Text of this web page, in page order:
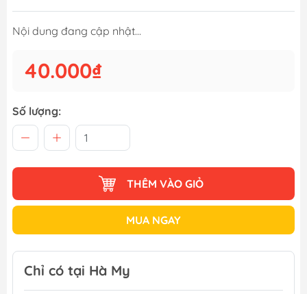
Nội dung đang cập nhật...
40.000₫
Số lượng:
THÊM VÀO GIỎ
MUA NGAY
Chỉ có tại Hà My